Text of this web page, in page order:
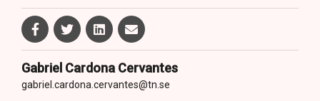
Gabriel Cardona Cervantes
gabriel.cardona.cervantes@tn.se